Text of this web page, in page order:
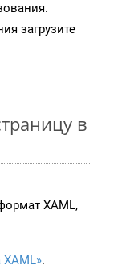
загрузите
в
XAML,
XAML».